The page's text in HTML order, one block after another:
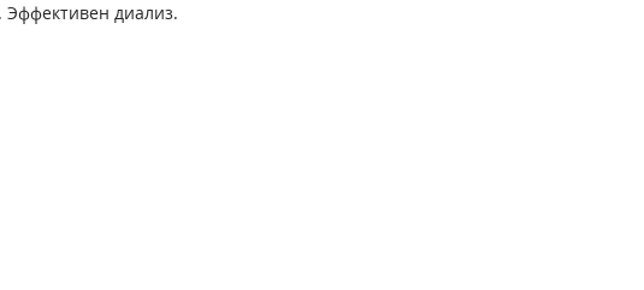
диализ.